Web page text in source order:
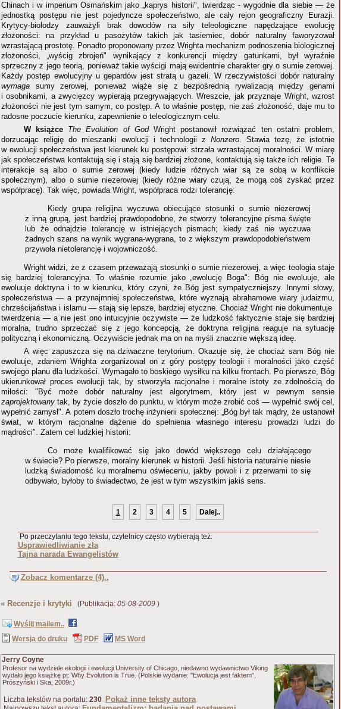
Chinach i w imperium Osmańskim jako „kaprys historii", twierdząc - wygodnie dla siebie — że
jednostką postępu nie jest pojedyncze społeczeństwo, ale cały rejon geograficzny Eurazji.
Krytycy-biolodzy zauważyli brak dowodów na siły teleologiczne napędzające ewolucję
złożoności: na przykład u pasożytów takich jak tasiemiec, dobór naturalny faworyzował
wzrastającą prostotę. Ponadto proponowany przez Wrighta mechanizm podnoszenia biologicznej
złożoności, „wyścig zbrojeń" wynikający z konkurencji między gatunkami, był wyraźnie
sprzeczny z jego teorią, ponieważ takie wyścigi mają ewidentnie charakter gry o sumie zerowej.
Każdy postęp ewolucyjny u gepardów jest stratą u gazeli. W rzeczywistości dobór naturalny
wymaga sumy zerowej, ponieważ wiąże się z bezpośrednią rywalizacją między genami
i osobnikami, a zwycięzcy wypierają przegrywających. Wreszcie, jak przyznaje Wright, wzrost
złożoności nie jest tym samym, co postęp. A to właśnie postęp, nie zaś złożoność, daje mu to
radosne poczucie kierunku, zapewnienie o teleologicznym celu.
W książce
The Evolution of GodWright postanowił rozwiązać ten ostatni problem,
dorzucając religię do mieszanki ewolucji i technologii z Nonzero. Stawia tezę, że istotnie
w ewolucji społeczeństwa jest kierunek ku postępowi: strzała wzrastającej moralności. W miarę
jak społeczeństwa kontaktują się i stają się bardziej złożone, kontaktują się także ich religie. Te
interakcje są albo o sumie zerowej (kiedy ludzie różnych wiar są ze sobą w konflikcie
społecznym), albo o sumie niezerowej (kiedy różne wiary czują, że mogą coś zyskać przez
współpracę). Tak więc, powiada Wright, współpraca rodzi tolerancję:
Kiedy grupa religijna wyczuwa obiecujące stosunki o sumie niezerowej
z inną grupą, jest bardziej prawdopodobne, że stworzy tolerancyjne pisma święte
lub że odnajdzie tolerancję w istniejących pismach; kiedy zaś nie wyczuwa
żadnych szans na wynik wygrana-wygrana, to z większym prawdopodobieństwem
przywoła nietolerancję i wojowniczość.
Wright widzi, że z czasem przeważają stosunki o sumie niezerowej, a więc teologia staje
się bardziej tolerancyjna. To właśnie rozumie jako „ewolucję Boga": Bóg nie ewoluuje, ale
ewoluuje doktryna i to w kierunku, który czyni, że Bóg jest sympatyczniejszy. Innymi słowy,
społeczeństwa — a przynajmniej społeczeństwa, które wyznają abrahamowe wiary judaizmu,
chrześcijaństwa i islamu — stają się lepsze, bardziej etyczne. Chociaż Wright nie dokumentuje
twierdzenia — a nie jest ono intuicyjnie oczywiste — że ludzkość faktycznie staje się bardziej
moralna, trudno sprzeczać się z jego koncepcją, że doktryna religijna reaguje na sytuację
polityczną i ekonomiczną. Oczywiście jednak ma on na myśli znacznie większą ideę.
A więc zapuszcza się na dziwaczne terytorium. Okazuje się, że chociaż sam Bóg nie
ewoluuje, zdaniem Wrighta zorganizował on z góry postępy teologii i moralności jako część
swojego planu dla ludzkości. Wymagało to boskiego wysiłku na kilku frontach. Po pierwsze, Bóg
ukierunkował proces ewolucji tak, by stworzyła racjonalne i moralne istoty ze zdolnością do
miłości: "Być może dobór naturalny jest algorytmem, który jest w pewnym sensie
zaprojektowany tak, by życie doszło do punktu, w którym może zrobić coś — wypełnić swój cel,
wypełnić zamysł". A potem doszło trochę inżynierii społecznej: „Bóg był tak mądry, że ustanowił
świat, w którym racjonalne dążenie do spełnienia własnego interesu prowadzi ludzi do
mądrości". Zatem cel ludzkiej historii:
Co może kwalifikować się jako dowód większego celu działającego
w świecie? Po pierwsze, moralny kierunek w historii. Jeśli historia naturalnie niesie
ludzką świadomość ku moralnemu oświeceniu, jakby powoli i z przerwami to się
odbywało, byłoby to świadectwo, że jest w tym wszystkim jakiś sens.
1 2 3 4 5 Dalej..
Po przeczytaniu tego tekstu, czytelnicy często wybierają też:
Usprawiedliwianie zła
Tajna narada Ewangelistów
Zobacz komentarze (4)..
« Recenzje i krytyki (Publikacja: 05-08-2009 )
Wyślij mailem..
Wersja do druku
PDF MS Word
Jerry Coyne
Profesor na wydziale ekologii i ewolucji University of Chicago, niedawno wydawnictwo Viking
wydało jego książkę pt: Why Evolution is True. (Polskie wydanie: "Ewolucja jest faktem",
Prószyński i Ska, 2009r.)
Liczba tekstów na portalu: 230 Pokaż inne teksty autora